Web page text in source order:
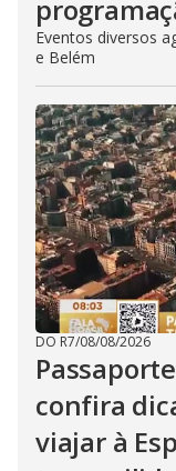
Eventos diversos
e Belém
DO R7/08/08/2026
confira
viajar à